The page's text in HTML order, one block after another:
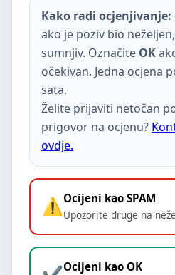
Kako radi ocjenjivanje:
ako je poziv bio
sumnjiv. Označite OK
očekivan. Jedna ocjena
sata.
Želite prijaviti netočan
prigovor na ocjenu?
ovdje.
Ocijeni kao SPAM
Upozorite druge na
Ocijeni kao OK